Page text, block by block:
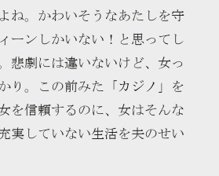
ね。かわいそうなあたしを守
ーンしかいない！と思ってし
悲劇には違いないけど、女っ
り。この前みた「カジノ 」を
を信頼するのに、女はそんな
実していない生活を夫のせい